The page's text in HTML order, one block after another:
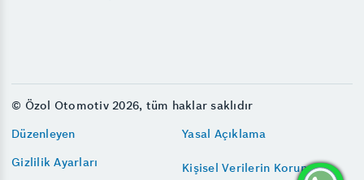
© Özol Otomotiv 2026, tüm haklar saklıdır
Düzenleyen
Yasal Açıklama
Gizlilik Ayarları
Kişisel Verilerin Korunması